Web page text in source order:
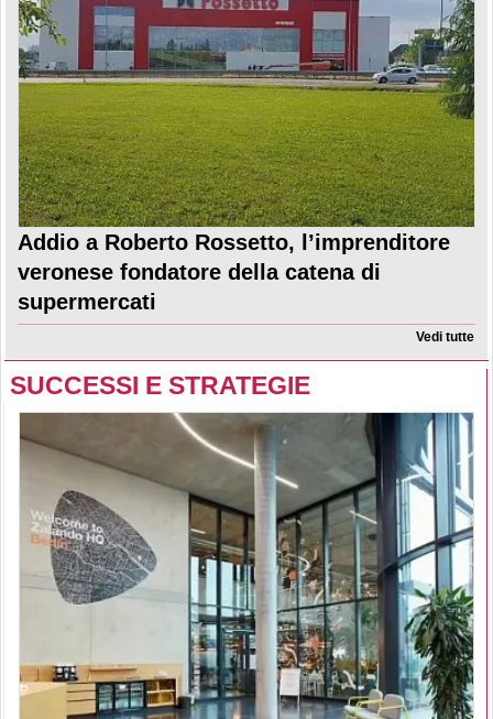
Addio a Roberto Rossetto, l’imprenditore
veronese fondatore della catena di
supermercati
Vedi tutte
SUCCESSI E STRATEGIE